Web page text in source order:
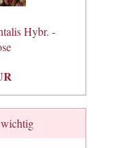
Hybr. -